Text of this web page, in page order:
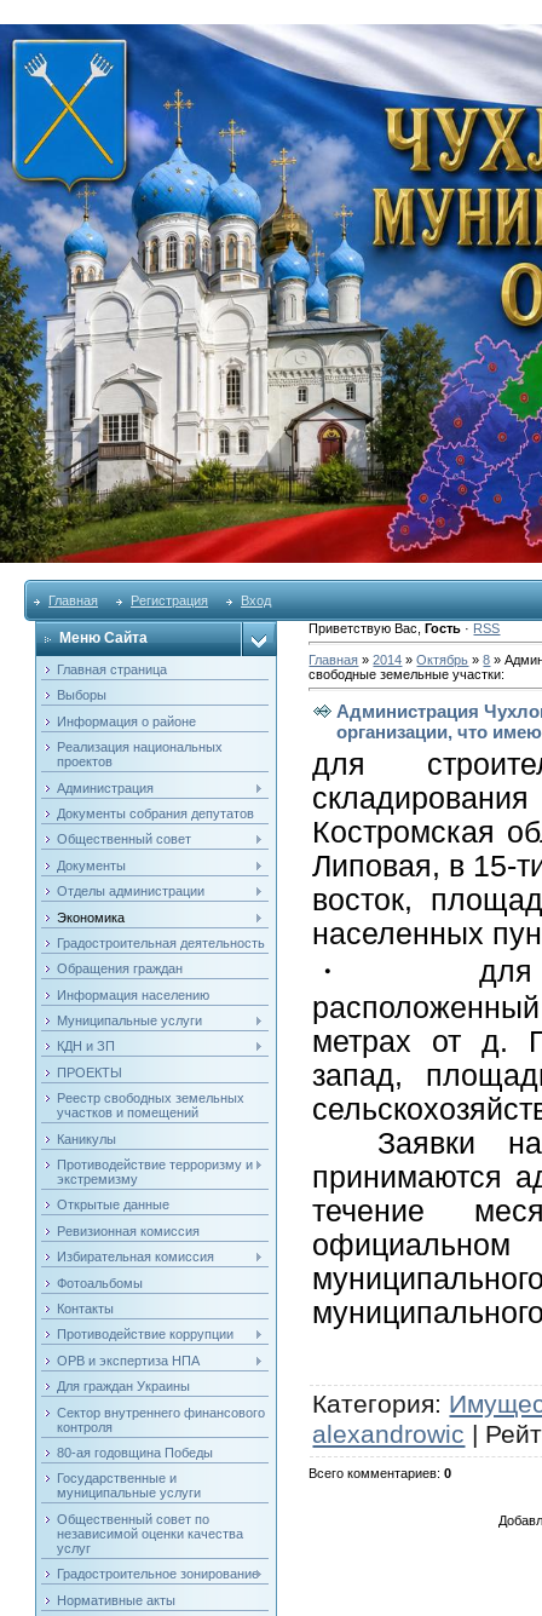
Главная Регистрация Вход
Меню Сайта
Главная страница
Выборы
Информация о районе
Реализация национальных
проектов
Администрация
Документы собрания депутатов
Общественный совет
Документы
Отделы администрации
Экономика
Градостроительная деятельность
Обращения граждан
Информация населению
Муниципальные услуги
КДН и ЗП
ПРОЕКТЫ
Реестр свободных земельных
участков и помещений
Каникулы
Противодействие терроризму и
экстремизму
Открытые данные
Ревизионная комиссия
Избирательная комиссия
Фотоальбомы
Контакты
Противодействие коррупции
ОРВ и экспертиза НПА
Для граждан Украины
Сектор внутреннего финансового
контроля
80-ая годовщина Победы
Государственные и
муниципальные услуги
Общественный совет по
независимой оценки качества
услуг
Градостроительное зонирование
Нормативные акты
Приветствую Вас ,Гость · RSS
Главная »2014 » Октябрь » 8 »
свободные земельные участки:
Администрация
организации, что
для
Костромская
Липовая, в 15-
восток,
населенных
・ для
метрах от д.
запад,
Заявки на
принимаются
течение
официальном
Категория:
alexandrowic |
Всего комментариев:0